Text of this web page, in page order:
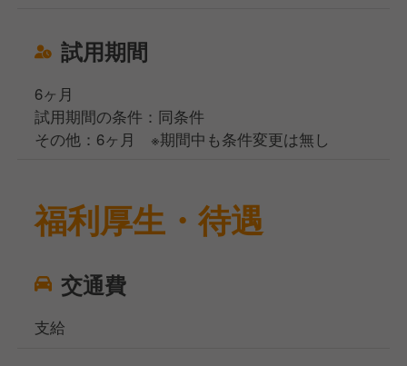
試用期間
6ヶ月
試用期間の条件：同条件
その他：6ヶ月 ※期間中も条件変更は無し
福利厚生・待遇
交通費
支給